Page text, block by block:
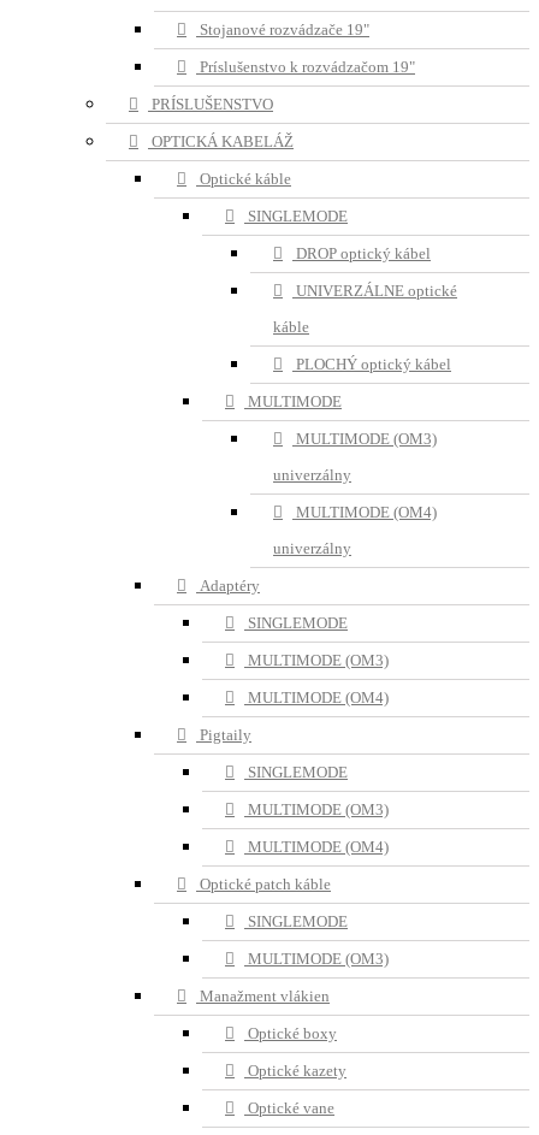
Stojanové rozvádzače 19"
Príslušenstvo k rozvádzačom 19"
PRÍSLUŠENSTVO
OPTICKÁ KABELÁŽ
Optické káble
SINGLEMODE
DROP optický kábel
UNIVERZÁLNE optické
káble
PLOCHÝ optický kábel
MULTIMODE
MULTIMODE (OM3)
univerzálny
MULTIMODE (OM4)
univerzálny
Adaptéry
SINGLEMODE
MULTIMODE (OM3)
MULTIMODE (OM4)
Pigtaily
SINGLEMODE
MULTIMODE (OM3)
MULTIMODE (OM4)
Optické patch káble
SINGLEMODE
MULTIMODE (OM3)
Manažment vlákien
Optické boxy
Optické kazety
Optické vane